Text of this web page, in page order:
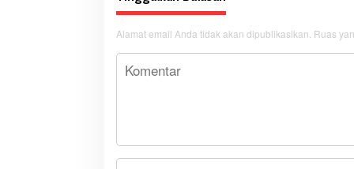
Alamat email Anda tidak akan dipublikasikan. Ruas